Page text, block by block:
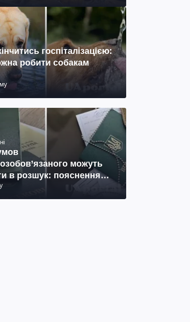
госпіталізацією:
робити собакам
можуть
в розшук: пояснення